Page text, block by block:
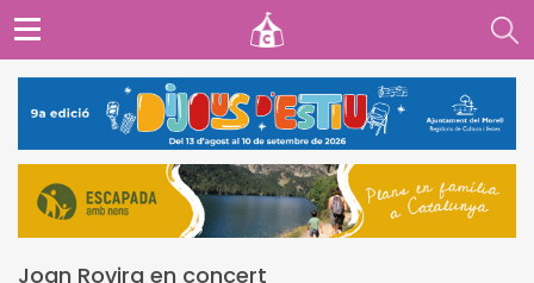
Joan Rovira en concert